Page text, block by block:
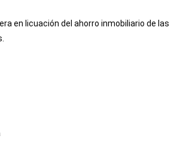
en licuación del ahorro inmobiliario de las